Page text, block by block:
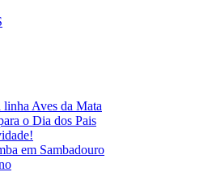
linha Aves da Mata
o Dia dos Pais
em Sambadouro